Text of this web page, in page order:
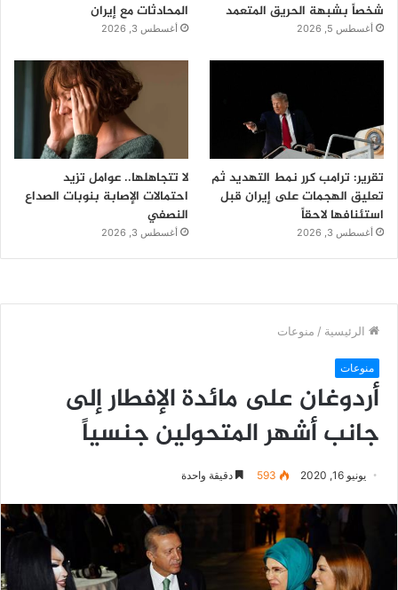
شخصاً بشبهة الحريق المتعمد
أغسطس 5, 2026
المحادثات مع إيران
أغسطس 3, 2026
تقرير: ترامب كرر نمط التهديد ثم
تعليق الهجمات على إيران قبل
استئنافها لاحقاً
أغسطس 3, 2026
لا تتجاهلها.. عوامل تزيد
احتمالات الإصابة بنوبات الصداع
النصفي
أغسطس 3, 2026